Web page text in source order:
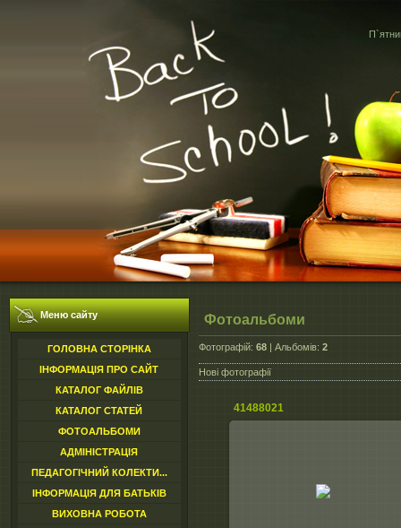
Меню сайту
ГОЛОВНА СТОРІНКА
ІНФОРМАЦІЯ ПРО САЙТ
КАТАЛОГ ФАЙЛІВ
КАТАЛОГ СТАТЕЙ
ФОТОАЛЬБОМИ
АДМІНІСТРАЦІЯ
ПЕДАГОГІЧНИЙ КОЛЕКТИ...
ІНФОРМАЦІЯ ДЛЯ БАТЬКІВ
ВИХОВНА РОБОТА
Фотоальбоми
Фотографій: 68 | Альбомів: 2
Нові фотографії
41488021